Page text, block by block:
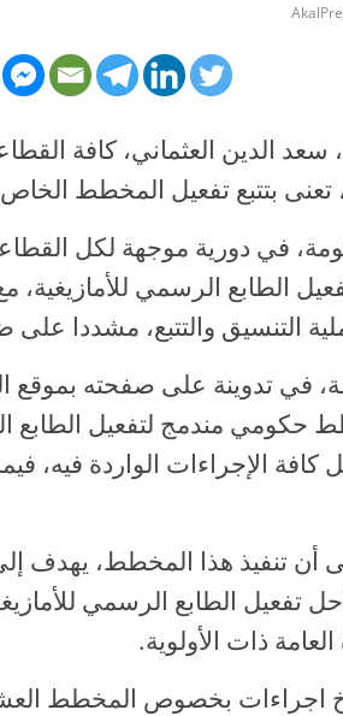
الدين العثماني، كافة
بتتبع تفعيل المخطط الخاص
في دورية موجهة لكل
الطابع الرسمي للأمازيغية، مع
التنسيق والتتبع، مشددا على
في تدوينة على صفحته بموقع
حكومي مندمج لتفعيل الطابع
كافة الإجراءات الواردة
أن تنفيذ هذا المخطط، يهدف
تفعيل الطابع الرسمي
ذات الأولوية.
اجراءات بخصوص المخطط